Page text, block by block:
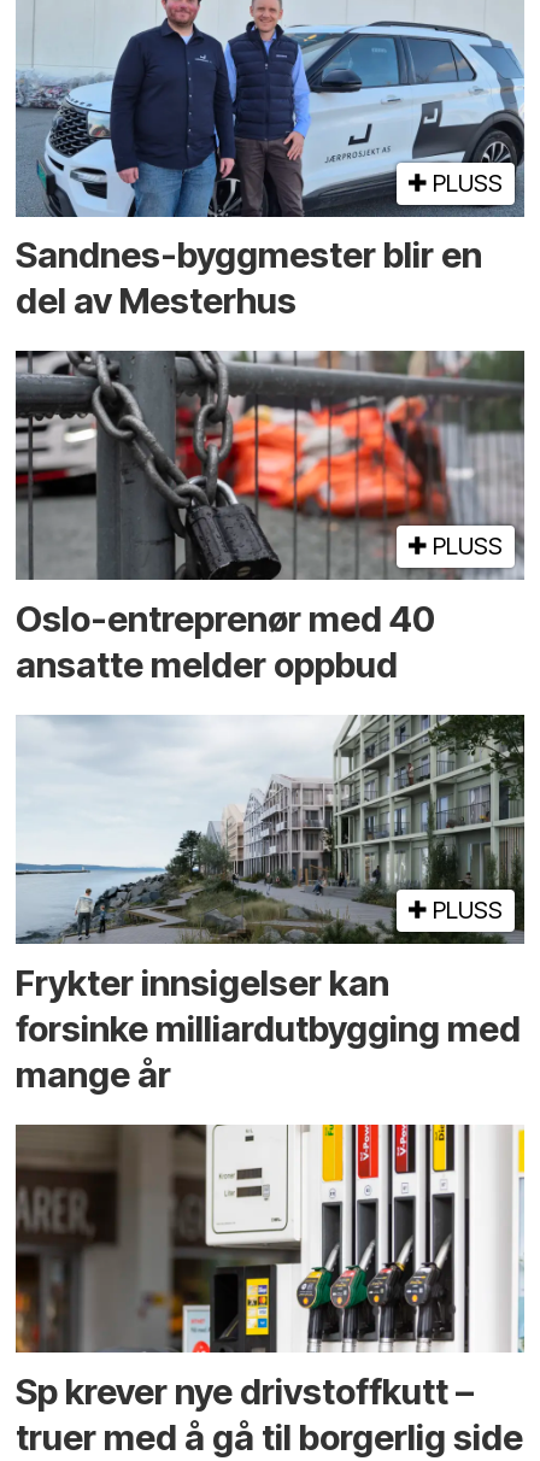
PLUSS
Sandnes-byggmester blir en
del av Mesterhus
PLUSS
Oslo-entreprenør med 40
ansatte melder oppbud
PLUSS
Frykter innsigelser kan
forsinke milliard­utbygging med
mange år
Sp krever nye drivstoffkutt –
truer med å gå til borgerlig side